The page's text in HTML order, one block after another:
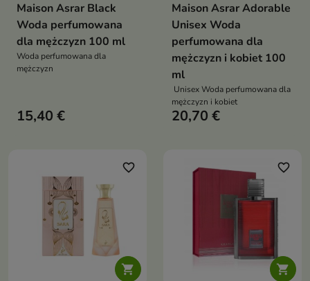
Maison Asrar Black
Woda perfumowana
dla mężczyzn 100 ml
Woda perfumowana dla
mężczyzn
15,40 €
Maison Asrar Adorable
Unisex Woda
perfumowana dla
mężczyzn i kobiet 100
ml
Unisex Woda perfumowana dla
mężczyzn i kobiet
20,70 €

favorite_border

favorite_border